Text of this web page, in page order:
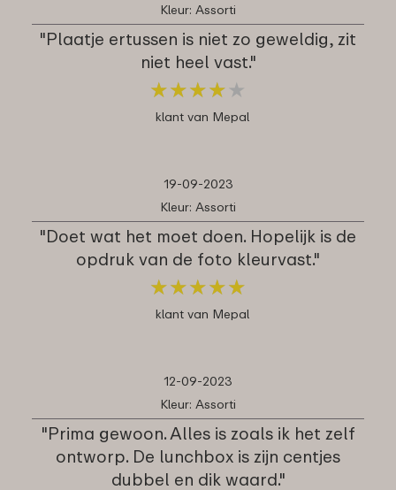
Kleur: Assorti
"Plaatje ertussen is niet zo geweldig, zit
niet heel vast."
★★★★ ★
★★★★ ★
klant van Mepal
19-09-2023
Kleur: Assorti
"Doet wat het moet doen. Hopelijk is de
opdruk van de foto kleurvast."
★★★★★
★★★★★
klant van Mepal
12-09-2023
Kleur: Assorti
"Prima gewoon. Alles is zoals ik het zelf
ontworp. De lunchbox is zijn centjes
dubbel en dik waard."